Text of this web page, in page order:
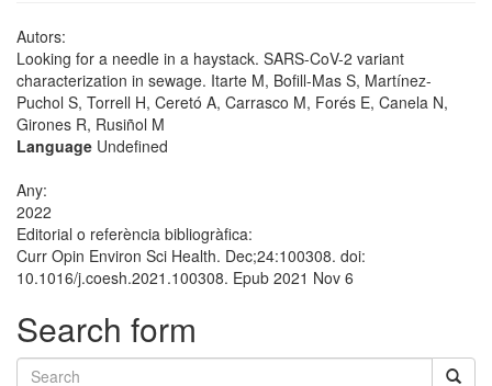
Autors:
Looking for a needle in a haystack. SARS-CoV-2 variant
characterization in sewage. Itarte M, Bofill-Mas S, Martínez-
Puchol S, Torrell H, Ceretó A, Carrasco M, Forés E, Canela N,
Girones R, Rusiñol M
Language Undefined
Any:
2022
Editorial o referència bibliogràfica:
Curr Opin Environ Sci Health. Dec;24:100308. doi:
10.1016/j.coesh.2021.100308. Epub 2021 Nov 6
Search form